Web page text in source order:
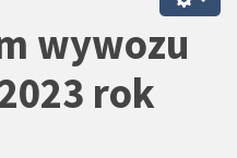
wywozu
rok